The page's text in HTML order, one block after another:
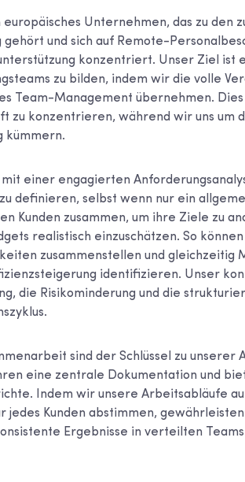
Unternehmen, das zu den
und sich auf Remote-
konzentriert. Unser Ziel ist
zu bilden, indem wir die volle
Team-Management übernehmen.
zu konzentrieren, während wir uns um
kümmern.
einer engagierten
definieren, selbst wenn nur ein
Kunden zusammen, um ihre Ziele zu
realistisch einzuschätzen. So
zusammenstellen und gleichzeitig
identifizieren. Unser
die Risikominderung und die
sind der Schlüssel zu
eine zentrale Dokumentation und
Indem wir unsere Arbeitsabläufe
jedes Kunden abstimmen,
Ergebnisse in verteilten